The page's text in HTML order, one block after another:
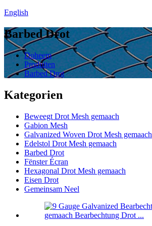
English
Barbed Drot
Doheem
Produiten
Barbed Drot
Kategorien
Beweegt Drot Mesh gemaach
Gabion Mesh
Galvanized Woven Drot Mesh gemaach
Edelstol Drot Mesh gemaach
Barbed Drot
Fënster Écran
Hexagonal Drot Mesh gemaach
Eisen Drot
Gemeinsam Neel